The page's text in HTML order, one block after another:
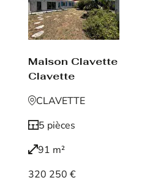
Maison Clavette
Clavette
CLAVETTE
5 pièces
91 m²
320 250 €